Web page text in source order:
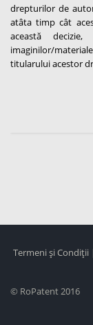
drepturilor de
atâta timp cât
această
imaginilor/
titularului acestor
Termeni și Condiții|
© RoPatent 2016